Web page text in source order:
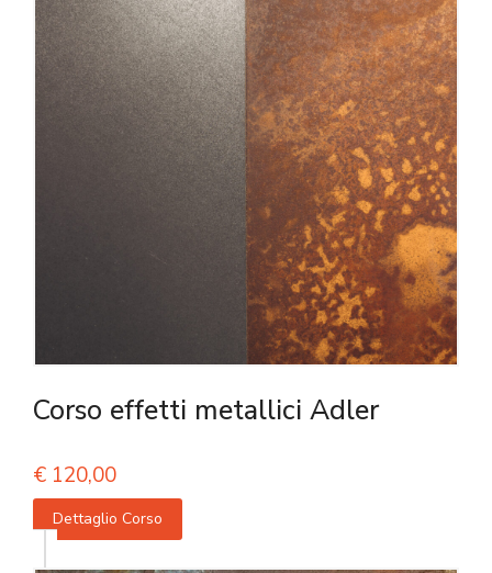
Corso effetti metallici Adler
€ 120,00
Dettaglio Corso